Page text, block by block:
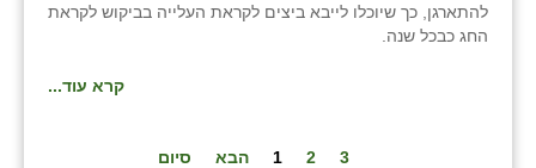
להתארגן, כך שיוכלו לייבא ביצים לקראת העלייה בביקוש לקראת
החג כבכל שנה.
קרא עוד...
1 2 3 הבא
סיום